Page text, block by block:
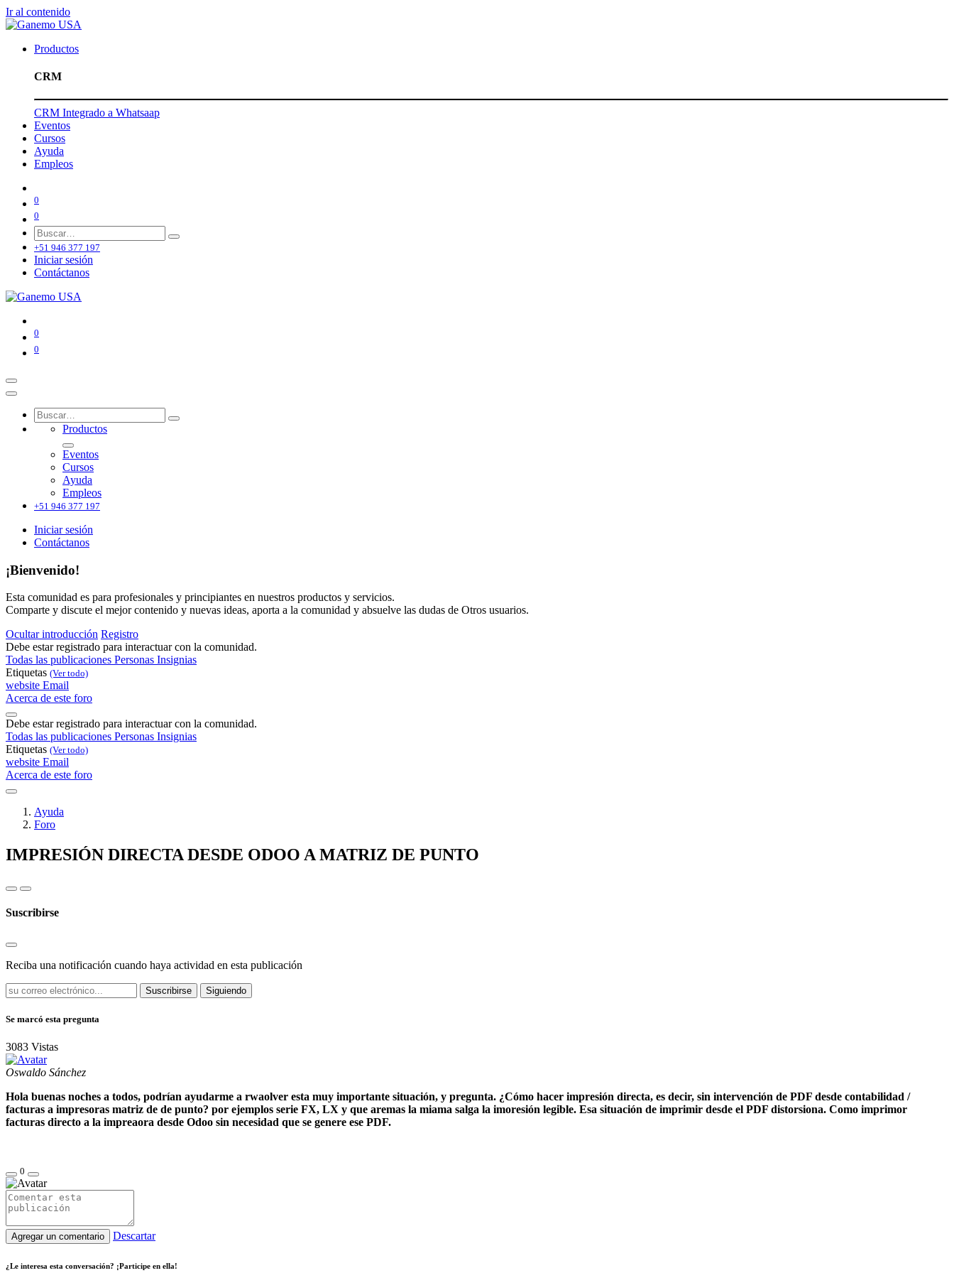
Ir al contenido
Productos
CRM
CRM Integrado a Whatsaap
Eventos
Cursos
Ayuda
Empleos
0
0
+51 946 377 197
Iniciar sesión
Contáctanos
0
0
Productos
Eventos
Cursos
Ayuda
Empleos
+51 946 377 197
Iniciar sesión
Contáctanos
¡Bienvenido!
Esta comunidad es para profesionales y principiantes en nuestros productos y servicios.
Comparte y discute el mejor contenido y nuevas ideas, aporta a la comunidad y absuelve las dudas de Otros usuarios.
Ocultar introducción Registro
Debe estar registrado para interactuar con la comunidad.
Todas las publicaciones Personas Insignias
Etiquetas (Ver todo)
website Email
Acerca de este foro
Debe estar registrado para interactuar con la comunidad.
Todas las publicaciones Personas Insignias
Etiquetas (Ver todo)
website Email
Acerca de este foro
Ayuda
Foro
IMPRESIÓN DIRECTA DESDE ODOO A MATRIZ DE PUNTO
Suscribirse
Reciba una notificación cuando haya actividad en esta publicación
Suscribirse Siguiendo
Se marcó esta pregunta
3083 Vistas
Oswaldo Sánchez
Hola buenas noches a todos, podrían ayudarme a rwaolver esta muy importante situación, y pregunta. ¿Cómo hacer impresión directa, es decir, sin intervención de PDF desde contabilidad /
facturas a impresoras matriz de de punto? por ejemplos serie FX, LX y que aremas la miama salga la imoresión legible. Esa situación de imprimir desde el PDF distorsiona. Como imprimor
facturas directo a la impreaora desde Odoo sin necesidad que se genere ese PDF.
0
Agregar un comentario Descartar
¿Le interesa esta conversación? ¡Participe en ella!